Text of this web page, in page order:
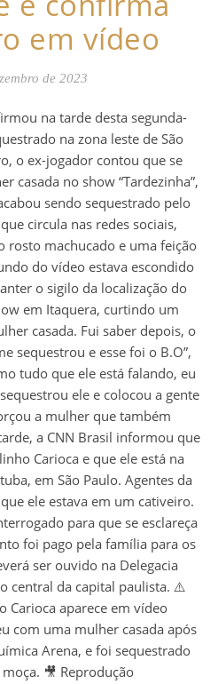
em vídeo
de 2023
na zona leste de São
o ex-jogador contou que se
casada no show “Tardezinha”,
sendo sequestrado pelo
circula nas redes sociais,
rosto machucado e uma feição
do vídeo estava escondido
o sigilo da localização do
em Itaquera, curtindo um
casada. Fui saber depois, o
sequestrou e esse foi o B.O”,
tudo que ele está falando, eu
ele e colocou a gente
a mulher que também
a CNN Brasil informou que
Carioca e que ele está na
em São Paulo. Agentes da
ele estava em um cativeiro.
para que se esclareça
foi pago pela família para os
ser ouvido na Delegacia
central da capital paulista. ⚠️
Carioca aparece em vídeo
com uma mulher casada após
Arena, e foi sequestrado
🎥 Reprodução